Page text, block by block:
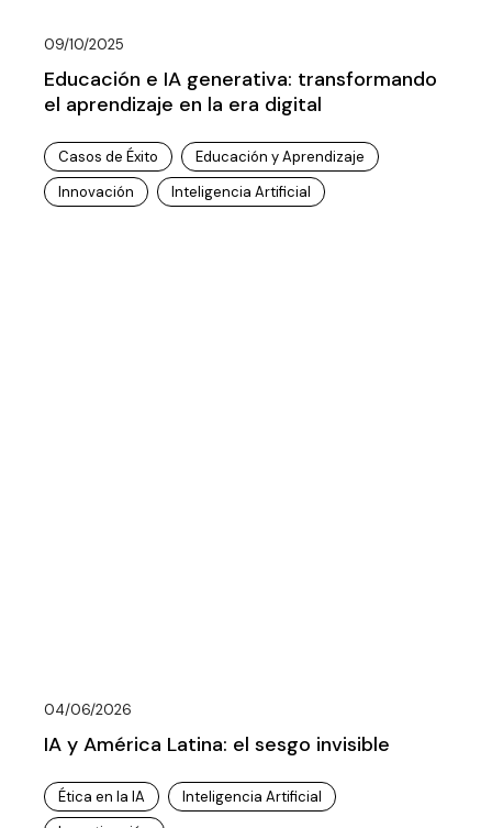
09/10/2025
Educación e IA generativa: transformando
el aprendizaje en la era digital
Casos de Éxito
Educación y Aprendizaje
Innovación
Inteligencia Artificial
04/06/2026
IA y América Latina: el sesgo invisible
Ética en la IA
Inteligencia Artificial